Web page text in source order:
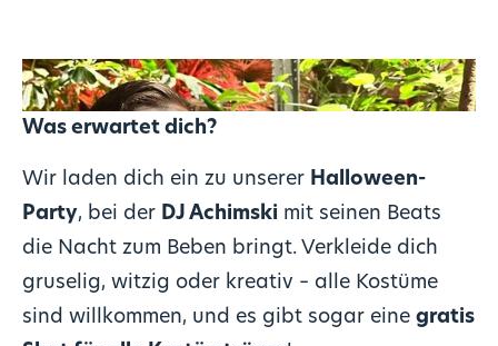
Was erwartet dich?
Wir laden dich ein zu unserer Halloween-
Party, bei der DJ Achimski mit seinen Beats
die Nacht zum Beben bringt. Verkleide dich
gruselig, witzig oder kreativ – alle Kostüme
sind willkommen, und es gibt sogar eine gratis